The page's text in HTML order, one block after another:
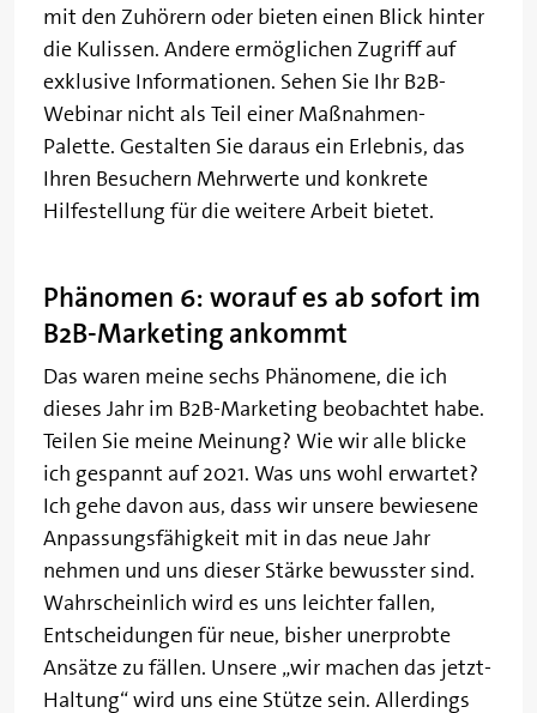
mit den Zuhörern oder bieten einen Blick hinter
die Kulissen. Andere ermöglichen Zugriff auf
exklusive Informationen. Sehen Sie Ihr B2B-
Webinar nicht als Teil einer Maßnahmen-
Palette. Gestalten Sie daraus ein Erlebnis, das
Ihren Besuchern Mehrwerte und konkrete
Hilfestellung für die weitere Arbeit bietet.
Phänomen 6: worauf es ab sofort im
B2B-Marketing ankommt
Das waren meine sechs Phänomene, die ich
dieses Jahr im B2B-Marketing beobachtet habe.
Teilen Sie meine Meinung? Wie wir alle blicke
ich gespannt auf 2021. Was uns wohl erwartet?
Ich gehe davon aus, dass wir unsere bewiesene
Anpassungsfähigkeit mit in das neue Jahr
nehmen und uns dieser Stärke bewusster sind.
Wahrscheinlich wird es uns leichter fallen,
Entscheidungen für neue, bisher unerprobte
Ansätze zu fällen. Unsere „wir machen das jetzt-
Haltung“ wird uns eine Stütze sein. Allerdings